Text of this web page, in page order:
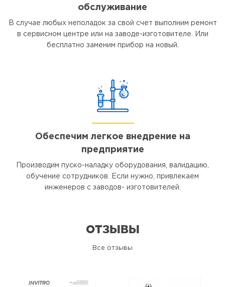
обслуживание
В случае любых неполадок за свой счет выполним ремонт
в сервисном центре или на заводе-изготовителе. Или
бесплатно заменим прибор на новый.
Обеспечим легкое внедрение на
предприятие
Производим пуско-наладку оборудования, валидацию,
обучение сотрудников. Если нужно, привлекаем
инженеров с заводов- изготовителей.
ОТЗЫВЫ
Все отзывы